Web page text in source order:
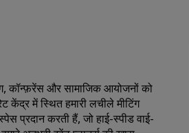
कॉन्फ़रेंस और सामाजिक आयोजनों को
केंद्र में स्थित हमारी लचीले मीटिंग
प्रदान करती हैं, जो हाई-स्पीड वाई-